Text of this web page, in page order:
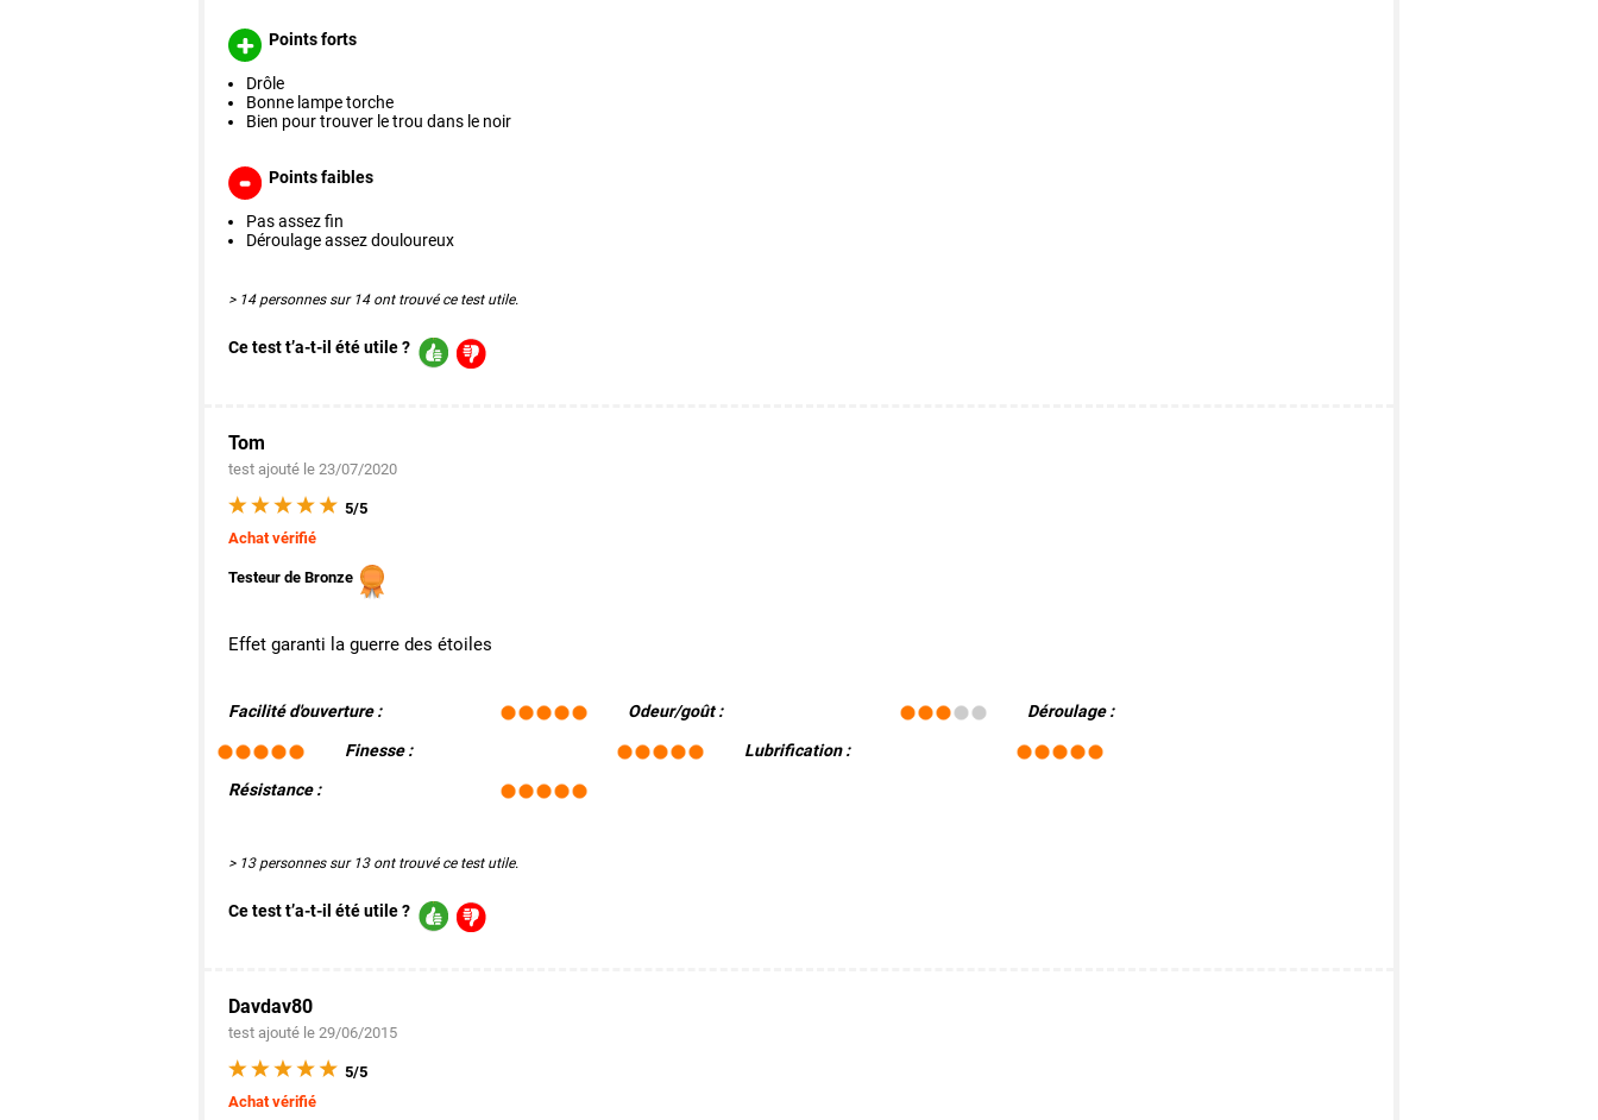
Points forts
Drôle
Bonne lampe torche
Bien pour trouver le trou dans le noir
Points faibles
Pas assez fin
Déroulage assez douloureux
> 14 personnes sur 14 ont trouvé ce test utile.
Ce test t’a-t-il été utile ?
Tom
test ajouté le 23/07/2020
5/5
Achat vérifié
Testeur de Bronze
Effet garanti la guerre des étoiles
Facilité d'ouverture : Odeur/goût : Déroulage :
Finesse : Lubrification :
Résistance :
> 13 personnes sur 13 ont trouvé ce test utile.
Ce test t’a-t-il été utile ?
Davdav80
test ajouté le 29/06/2015
5/5
Achat vérifié